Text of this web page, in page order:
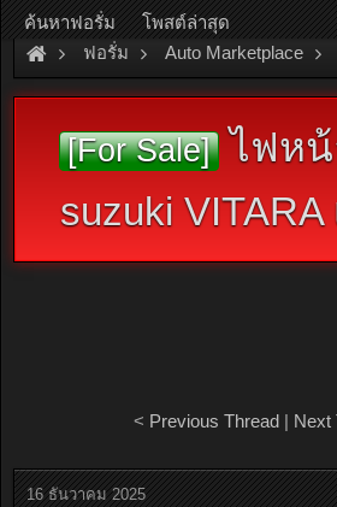
ฟอรั่ม Auto Marketplace
Exterior & Accessories
[For Sale] ไฟห
suzuki
< Previous Thread| Next
16 ธันวาคม 2025
ค้นหาฟอรั่ม โพสต์ล่าสุด